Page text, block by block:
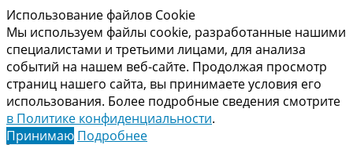
Использование файлов Cookie
Мы используем файлы cookie, разработанные нашими
специалистами и третьими лицами, для анализа
событий на нашем веб-сайте. Продолжая просмотр
страниц нашего сайта, вы принимаете условия его
использования. Более подробные сведения смотрите
в Политике конфиденциальности.
Принимаю Подробнее